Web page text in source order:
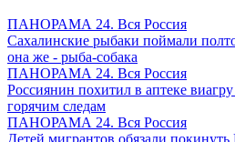
ПАНОРАМА 24. Вся Россия
Сахалинские рыбаки поймали
она же - рыба-собака
ПАНОРАМА 24. Вся Россия
Россиянин похитил в аптеке
горячим следам
ПАНОРАМА 24. Вся Россия
Детей мигрантов обязали